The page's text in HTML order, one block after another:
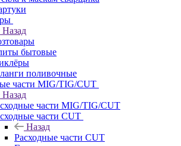
Назад
бытовые
поливочные
части MIG/TIG/CUT
Назад
части MIG/TIG/CUT
части CUT
Назад
Расходные части CUT